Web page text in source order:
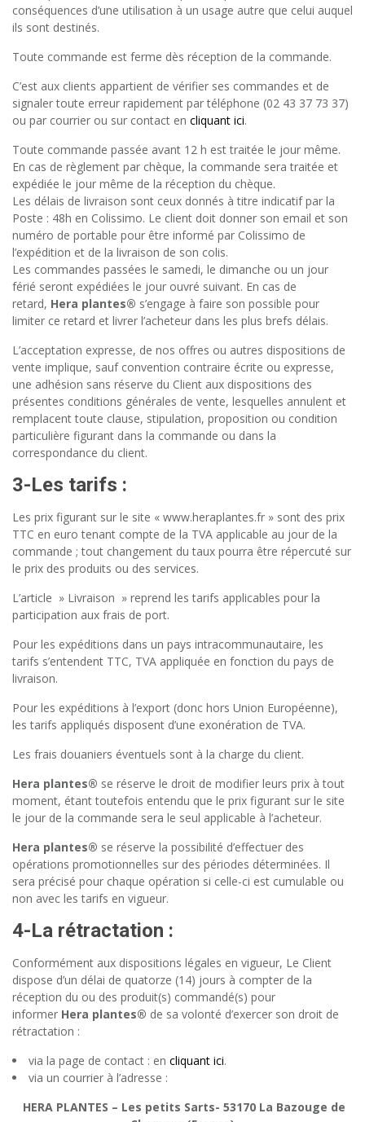
conséquences d’une utilisation à un usage autre que celui auquel
ils sont destinés.
Toute commande est ferme dès réception de la commande.
C’est aux clients appartient de vérifier ses commandes et de
signaler toute erreur rapidement par téléphone (02 43 37 73 37)
ou par courrier ou sur contact en cliquant ici.
Toute commande passée avant 12 h est traitée le jour même.
En cas de règlement par chèque, la commande sera traitée et
expédiée le jour même de la réception du chèque.
Les délais de livraison sont ceux donnés à titre indicatif par la
Poste : 48h en Colissimo. Le client doit donner son email et son
numéro de portable pour être informé par Colissimo de
l’expédition et de la livraison de son colis.
Les commandes passées le samedi, le dimanche ou un jour
férié seront expédiées le jour ouvré suivant. En cas de
retard, Hera plantes® s’engage à faire son possible pour
limiter ce retard et livrer l’acheteur dans les plus brefs délais.
L’acceptation expresse, de nos offres ou autres dispositions de
vente implique, sauf convention contraire écrite ou expresse,
une adhésion sans réserve du Client aux dispositions des
présentes conditions générales de vente, lesquelles annulent et
remplacent toute clause, stipulation, proposition ou condition
particulière figurant dans la commande ou dans la
correspondance du client.
3-Les tarifs :
Les prix figurant sur le site « www.heraplantes.fr » sont des prix
TTC en euro tenant compte de la TVA applicable au jour de la
commande ; tout changement du taux pourra être répercuté sur
le prix des produits ou des services.
L’article » Livraison » reprend les tarifs applicables pour la
participation aux frais de port.
Pour les expéditions dans un pays intracommunautaire, les
tarifs s’entendent TTC, TVA appliquée en fonction du pays de
livraison.
Pour les expéditions à l’export (donc hors Union Européenne),
les tarifs appliqués disposent d’une exonération de TVA.
Les frais douaniers éventuels sont à la charge du client.
Hera plantes® se réserve le droit de modifier leurs prix à tout
moment, étant toutefois entendu que le prix figurant sur le site
le jour de la commande sera le seul applicable à l’acheteur.
Hera plantes® se réserve la possibilité d’effectuer des
opérations promotionnelles sur des périodes déterminées. Il
sera précisé pour chaque opération si celle-ci est cumulable ou
non avec les tarifs en vigueur.
4-La rétractation :
Conformément aux dispositions légales en vigueur, Le Client
dispose d’un délai de quatorze (14) jours à compter de la
réception du ou des produit(s) commandé(s) pour
informer Hera plantes® de sa volonté d’exercer son droit de
rétractation :
via la page de contact : en cliquant ici.
via un courrier à l’adresse :
HERA PLANTES – Les petits Sarts- 53170 La Bazouge de